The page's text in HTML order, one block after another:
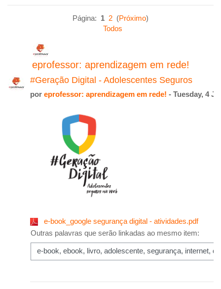
Página: 1 2 (Próximo)
Todos
eprofessor: aprendizagem em rede!
#Geração Digital - Adolescentes Seguros
por eprofessor: aprendizagem em rede! - Tuesday, 4
e-book_google segurança digital - atividades.pdf
Outras palavras que serão linkadas ao mesmo item: